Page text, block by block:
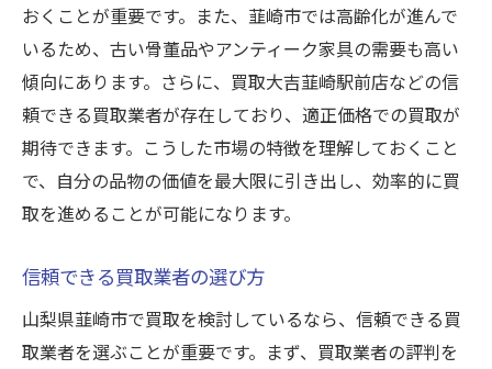
失敗しないための事前知識
査定額に影響を与える要素
避けるべき買取の落とし穴
査定の流れと注意点
プロが語る査定の裏話
知っておくべき評価基準
は
高い顧客満足度を誇る理由
リピーターが多い理由
おくことが重要です。また、韮崎市では高齢化が進んで
いるため、古い骨董品やアンティーク家具の需要も高い
傾向にあります。さらに、買取大吉韮崎駅前店などの信
頼できる買取業者が存在しており、適正価格での買取が
期待できます。こうした市場の特徴を理解しておくこと
で、自分の品物の価値を最大限に引き出し、効率的に買
取を進めることが可能になります。
信頼できる買取業者の選び方
山梨県韮崎市で買取を検討しているなら、信頼できる買
取業者を選ぶことが重要です。まず、買取業者の評判を